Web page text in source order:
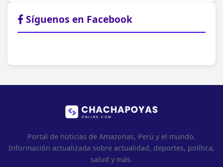
Síguenos en Facebook
Portal de noticias de Amazonas, Perú y el mundo.
Información actualizada sobre actualidad, deportes, política,
salud y más.